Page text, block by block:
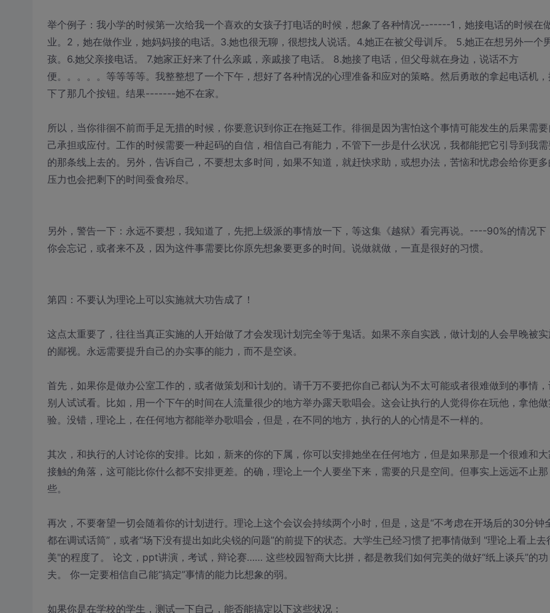
举个例子：我小学的时候第一次给我一个喜欢的女孩子打电话的时候，想象了各种情况-------1，她接电话的时候在
业。2，她在做作业，她妈妈接的电话。3.她也很无聊，很想找人说话。4.她正在被父母训斥。 5.她正在想另外一个
孩。6.她父亲接电话。 7.她家正好来了什么亲戚，亲戚接了电话。 8.她接了电话，但父母就在身边，说话不方
便。。。。。等等等等。我整整想了一个下午，想好了各种情况的心理准备和应对的策略。然后勇敢的拿起电话机，
下了那几个按钮。结果-------她不在家。
所以，当你徘徊不前而手足无措的时候，你要意识到你正在拖延工作。徘徊是因为害怕这个事情可能发生的后果需要
己承担或应付。工作的时候需要一种起码的自信，相信自己有能力，不管下一步是什么状况，我都能把它引导到我需
的那条线上去的。另外，告诉自己，不要想太多时间，如果不知道，就赶快求助，或想办法，苦恼和忧虑会给你更多
压力也会把剩下的时间蚕食殆尽。
另外，警告一下：永远不要想，我知道了，先把上级派的事情放一下，等这集《越狱》看完再说。----90%的情况下
你会忘记，或者来不及，因为这件事需要比你原先想象要更多的时间。说做就做，一直是很好的习惯。
第四：不要认为理论上可以实施就大功告成了！
这点太重要了，往往当真正实施的人开始做了才会发现计划完全等于鬼话。如果不亲自实践，做计划的人会早晚被实
的鄙视。永远需要提升自己的办实事的能力，而不是空谈。
首先，如果你是做办公室工作的，或者做策划和计划的。请千万不要把你自己都认为不太可能或者很难做到的事情，
别人试试看。比如，用一个下午的时间在人流量很少的地方举办露天歌唱会。这会让执行的人觉得你在玩他，拿他做
验。没错，理论上，在任何地方都能举办歌唱会，但是，在不同的地方，执行的人的心情是不一样的。
其次，和执行的人讨论你的安排。比如，新来的你的下属，你可以安排她坐在任何地方，但是如果那是一个很难和大
接触的角落，这可能比你什么都不安排更差。的确，理论上一个人要坐下来，需要的只是空间。但事实上远远不止那
些。
再次，不要奢望一切会随着你的计划进行。理论上这个会议会持续两个小时，但是，这是“不考虑在开场后的30分钟
都在调试话筒”，或者“场下没有提出如此尖锐的问题”的前提下的状态。大学生已经习惯了把事情做到 "理论上看上去
美"的程度了。 论文，ppt讲演，考试，辩论赛…… 这些校园智商大比拼，都是教我们如何完美的做好“纸上谈兵”的功
夫。 你一定要相信自己能“搞定”事情的能力比想象的弱。
如果你是在学校的学生，测试一下自己，能否能搞定以下这些状况：